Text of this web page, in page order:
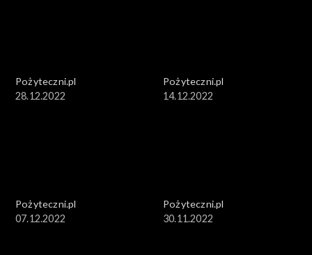
Pożyteczni.pl
28.12.2022
Pożyteczni.pl
14.12.2022
Pożyteczni.pl
07.12.2022
Pożyteczni.pl
30.11.2022